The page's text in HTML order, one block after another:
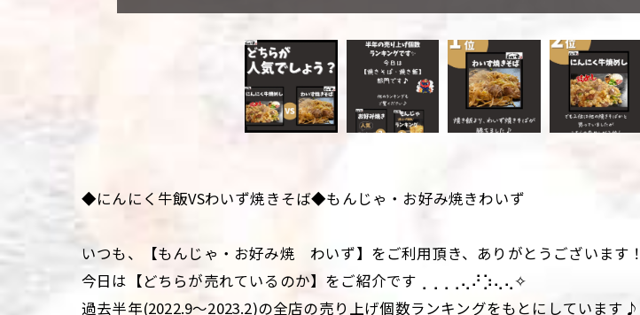
◆にんにく牛飯VSわいず焼きそば◆もんじゃ・お好み焼きわいず
いつも、【もんじゃ・お好み焼 わいず】をご利用頂き、ありがとうございます
今日は【どちらが売れているのか】をご紹介です⢀⢀⢀⢀⢄⠜⡱⢄⢄✧
過去半年(2022.9～2023.2)の全店の売り上げ個数ランキングをもとにしています♪